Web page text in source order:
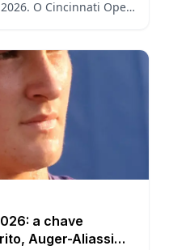
O Cincinnati Open
a chave
Auger-Aliassime